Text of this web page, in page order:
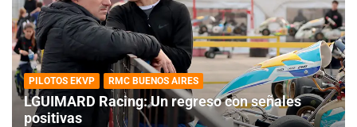
PILOTOS EKVP RMC BUENOS AIRES
LGUIMARD Racing: Un regreso con señales
positivas